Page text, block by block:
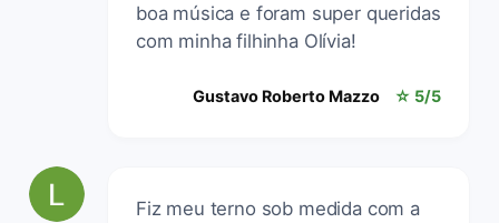
boa música e foram super queridas
com minha filhinha Olívia!
Gustavo Roberto Mazzo ☆ 5/5
Fiz meu terno sob medida com a